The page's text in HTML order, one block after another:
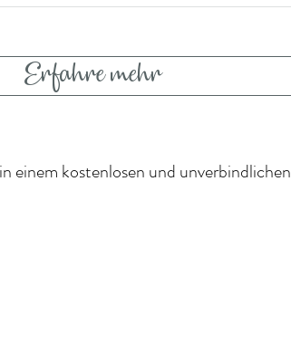
Erfahre mehr
einem kostenlosen und unverbindlichen